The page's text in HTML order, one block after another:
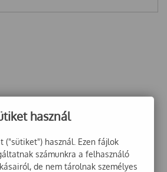
a termékhez!
használ
("sütiket") használ. Ezen fájlok
számunkra a felhasználó
de nem tárolnak személyes